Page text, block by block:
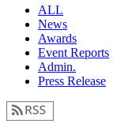
ALL
News
Awards
Event Reports
Admin.
Press Release